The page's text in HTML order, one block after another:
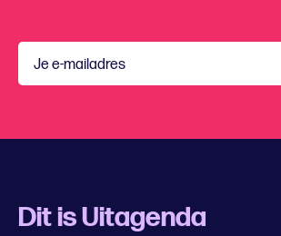
Je e-mailadres
Dit is Uitagenda